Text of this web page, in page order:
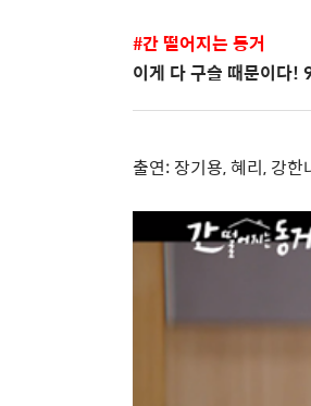
#간 떨어지는 동거
이게 다 구슬 때문이다!
출연: 장기용,혜리, 강한